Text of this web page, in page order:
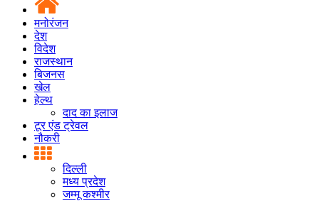
मनोरंजन
देश
विदेश
राजस्थान
बिजनस
खेल
हेल्थ
दाद का इलाज
टूर एंड ट्रेवल
नौकरी
दिल्ली
मध्य प्रदेश
जम्मू कश्मीर